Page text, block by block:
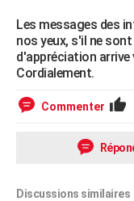
Les messages des
nos yeux, s'il ne
d'appréciation arrive
Cordialement.
Commenter
Discussions similaires